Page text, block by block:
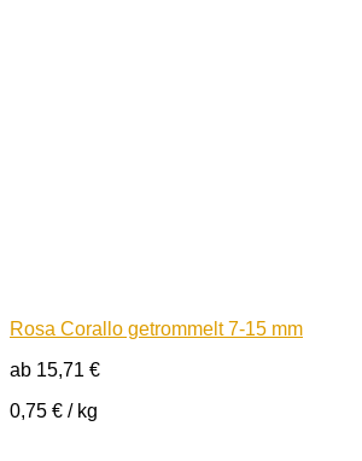
Rosa Corallo getrommelt 7-15 mm
ab 15,71 €
0,75 € / kg